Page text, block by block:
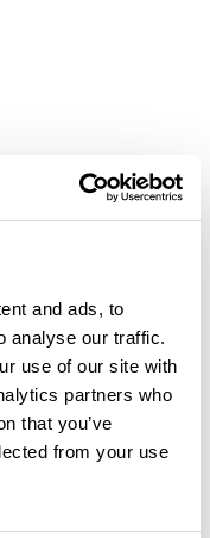
and ads, to
analyse our traffic.
use of our site with
partners who
that you’ve
from your use
km à proximité de